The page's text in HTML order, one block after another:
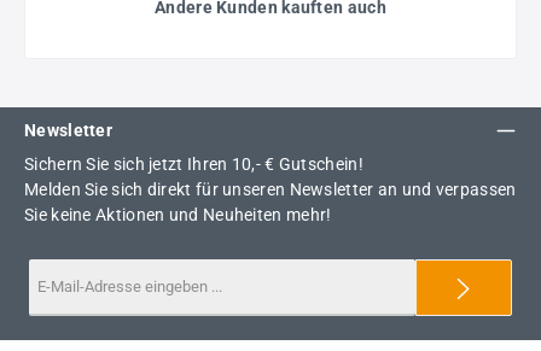
Andere Kunden kauften auch
Newsletter
Sichern Sie sich jetzt Ihren 10,- € Gutschein!
Melden Sie sich direkt für unseren Newsletter an und verpassen
Sie keine Aktionen und Neuheiten mehr!